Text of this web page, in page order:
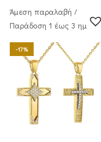
Άμεση παραλαβή /
Παράδoση 1 έως 3 ημέρες
-17%